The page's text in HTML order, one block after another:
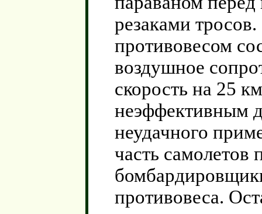
резаками
противовесом
воздушное
скорость на 25
неэффективным
неудачного
часть самолетов
противовеса.